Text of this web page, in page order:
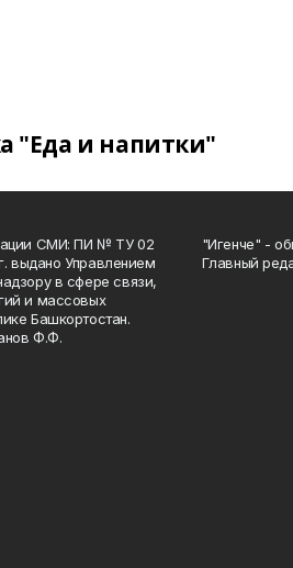
"Еда и напитки"
СМИ: ПИ № ТУ 02
выдано Управлением
в сфере связи,
и массовых
Башкортостан.
Ф.Ф.
"Игенче" -
Главный